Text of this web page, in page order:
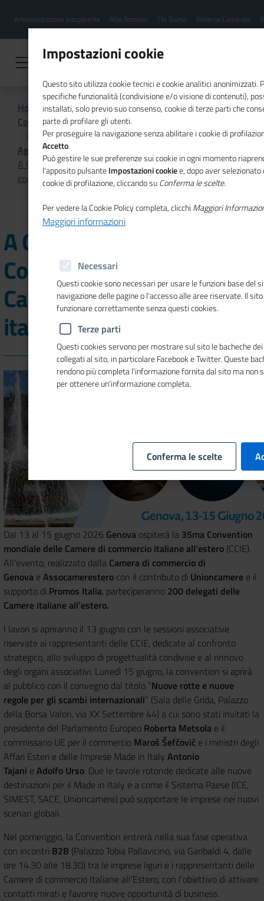
contenuto
Menu
hamburgher
Amministrazione trasparente Albo fornitori Chi Siamo Sistema Camerale
Home
Comunicazione istituzionale per il sistema camerale
Agenda
A Genova la 35ma Convention mondiale delle Camere di
commercio italiane all'estero
A Genova la 35ma
Convention mondiale delle
Camere di commercio
italiane all'estero
Dal 13 al 15 giugno 2026 Genova ospiterà la 35ma Convention
mondiale delle Camere di commercio italiane all'estero (CCIE).
All'evento, realizzato dalla Camera di commercio di
Genova e Assocamerestero con il contributo di Unioncamere e il
supporto di Promos Italia, parteciperanno 200 delegati delle
Camere italiane all’estero.
I lavori si apriranno il 13 giugno con le sessioni associative
riservate ai rappresentanti delle CCIE, dedicate al confronto
strategico, allo sviluppo di progettualità condivise e al rinnovo
degli organi associativi. Lunedì 15 giugno, la convention si aprirà
al pubblico con il convegno dal titolo “Nuove rotte e nuove
regole per gli scambi internazionali” (Sala delle Grida, Palazzo
della Borsa Valori, via XX Settembre 44) a cui sono stati invitati la
presidente del Parlamento Europeo Roberta Metsola e il
commissario UE per il commercio Maroš Šefčovič e i ministri degli
Affari Esteri e delle Imprese Made in Italy Antonio
Tajani e Adolfo Urso. Due le tavole rotonde dedicate alle nuove
destinazioni per il Made in Italy e a come il Sistema Paese (ICE,
SIMEST, SACE, Unioncamere) può supportare le imprese nei nuovi
scenari globali.
Nel pomeriggio, la Convention entrerà nella sua fase operativa
con incontri B2B (Palazzo Tobia Pallavicino, via Garibaldi 4, dalle
ore 14.30 alle 18.30) tra le imprese liguri e i rappresentanti delle
Camere di commercio Italiane all’Estero, con l’obiettivo di attivare
contatti mirati e favorire nuove opportunità di business.
Impostazioni cookie
Questo sito utilizza cookie tecnici e cookie analitici anonimizzati.
specifiche funzionalità (condivisione e/o visione di contenuti),
installati, solo previo suo consenso, cookie di terze parti che
parte di profilare gli utenti.
Per proseguire la navigazione senza abilitare i cookie di
Accetto.
Può gestire le sue preferenze sui cookie in ogni momento
l'apposito pulsanteImpostazioni cookiee, dopo aver
cookie di profilazione, cliccando suConferma le scelte.
Per vedere la Cookie Policy completa, clicchi Maggiori
Maggiori informazioni
Necessari
Questi cookie sono necessari per usare le funzioni base del
navigazione delle pagine o l'accesso alle aree riservate. Il
funzionare correttamente senza questi cookies.
Terze parti
Questi cookies servono per mostrare sul sito le bacheche
collegati al sito, in particolare Facebook e Twitter. Queste
rendono più completa l'informazione fornita dal sito ma non
per ottenere un'informazione completa.
Conferma le scelte